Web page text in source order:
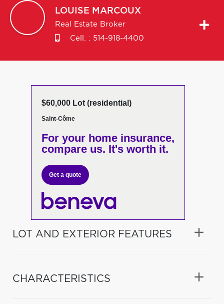
LOUISE MARCOUX
Real Estate Broker
Cell. : 514-918-4400
$60,000 Lot (residential)
Saint-Côme
For your home insurance,
compare us. It's worth it.
Get a quote
LOT AND EXTERIOR FEATURES
CHARACTERISTICS